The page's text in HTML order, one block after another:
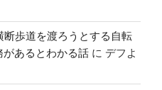
歩道を渡ろうとする自転
あるとわかる話 に デフよ